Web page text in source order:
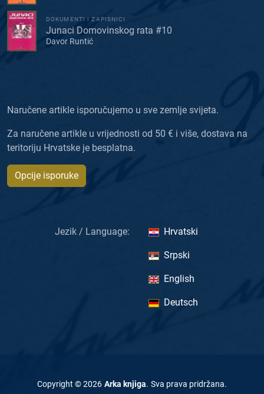
DOKUMENTI I ZAPISNICI
Junaci Domovinskog rata #10
Davor Runtić
Naručene artikle isporučujemo u sve zemlje svijeta.
Za naručene artikle u vrijednosti od 50 € i više, dostava na
teritoriju Hrvatske je besplatna.
Opcije isporuke
Jezik / Language: Hrvatski
Srpski
English
Deutsch
Copyright ©2026 Arka knjiga. Sva prava pridržana.